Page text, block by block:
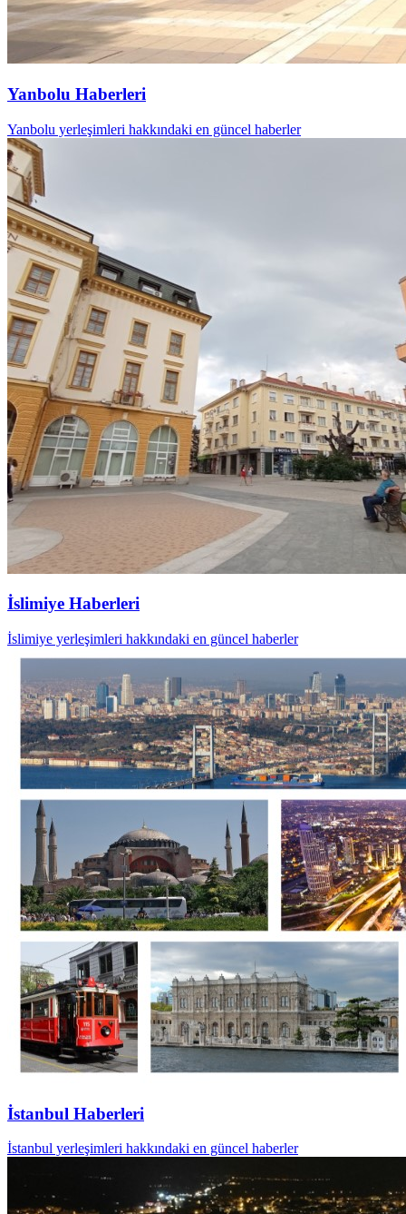
Yanbolu Haberleri
Yanbolu yerleşimleri hakkındaki en güncel haberler
İslimiye Haberleri
İslimiye yerleşimleri hakkındaki en güncel haberler
İstanbul Haberleri
İstanbul yerleşimleri hakkındaki en güncel haberler